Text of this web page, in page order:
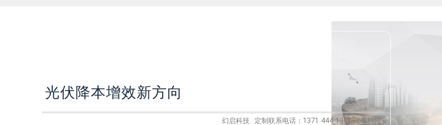
光伏降本增效新方向
幻启科技 定制联系电话：1371 444 1361 （李经理）